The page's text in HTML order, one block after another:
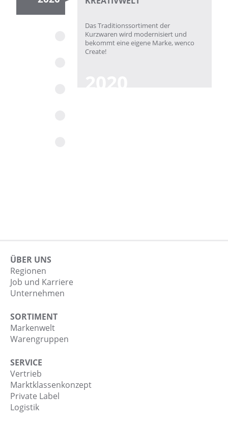
Das Traditionssortiment der
Kurzwaren wird modernisiert und
bekommt eine eigene Marke, wenco
Create!
ÜBER UNS
Regionen
Job und Karriere
Unternehmen
SORTIMENT
Markenwelt
Warengruppen
SERVICE
Vertrieb
Marktklassenkonzept
Private Label
Logistik